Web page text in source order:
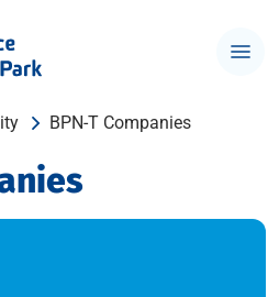
BPN-T Companies